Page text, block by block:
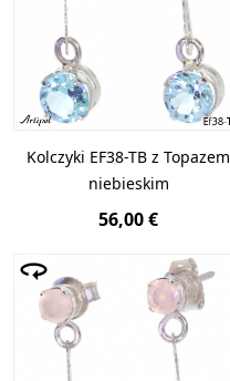
Kolczyki EF38-TB z Topazem
niebieskim
56,00 €